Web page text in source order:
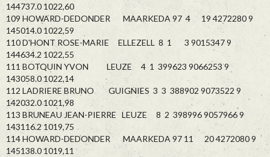
144737.0 1022,60
109 HOWARD-DEDONDER MAARKEDA 97 4 19 4272280 9
145014.0 1022,59
110 D'HONT ROSE-MARIE ELLEZELL 8 1 3 9015347 9
144634.2 1022,55
111 BOTQUIN YVON LEUZE 4 1 399623 9066253 9
143058.0 1022,14
112 LADRIERE BRUNO GUIGNIES 3 3 388902 9073522 9
142032.0 1021,98
113 BRUNEAU JEAN-PIERRE LEUZE 8 2 398996 9057966 9
143116.2 1019,75
114 HOWARD-DEDONDER MAARKEDA 97 11 20 4272080 9
145138.0 1019,11